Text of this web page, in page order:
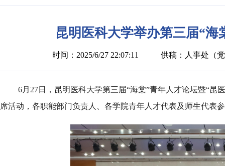
昆明医科大学举办第三届“
时间：2025/6/27 22:07:11 供稿：人事处（
6月27日，昆明医科大学第三届“海棠”青年人才论坛暨“
席活动，各职能部门负责人、各学院青年人才代表及师生代表